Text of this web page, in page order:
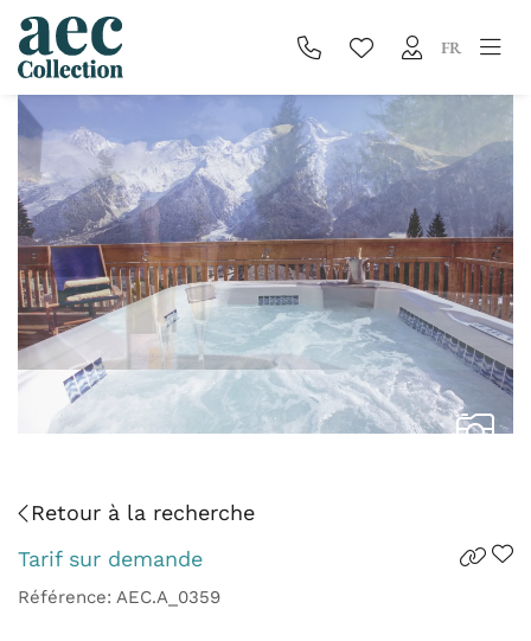
FR
Retour à la recherche
Tarif sur demande
Référence: AEC.A_0359